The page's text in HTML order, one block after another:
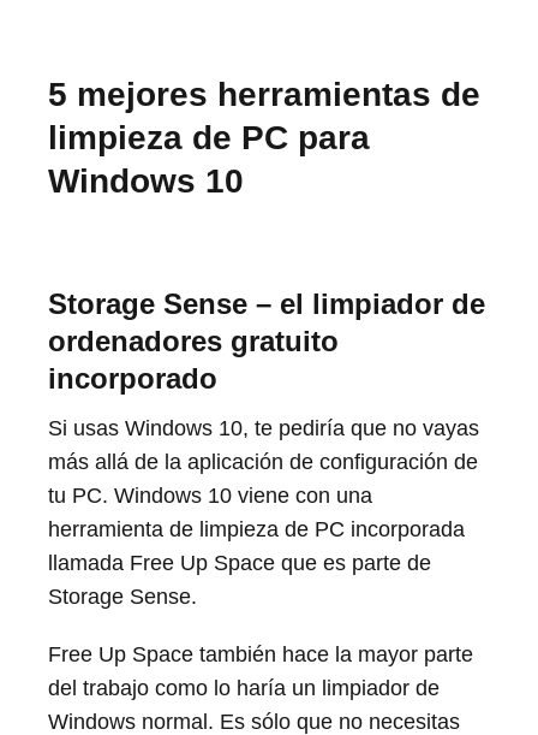
5 mejores herramientas de
limpieza de PC para
Windows 10
Storage Sense – el limpiador de
ordenadores gratuito
incorporado
Si usas Windows 10, te pediría que no vayas
más allá de la aplicación de configuración de
tu PC. Windows 10 viene con una
herramienta de limpieza de PC incorporada
llamada Free Up Space que es parte de
Storage Sense.
Free Up Space también hace la mayor parte
del trabajo como lo haría un limpiador de
Windows normal. Es sólo que no necesitas